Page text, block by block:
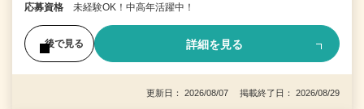
応募資格 未経験OK！中高年活躍中！
後で見る 詳細を見る
更新日： 2026/08/07 掲載終了日： 2026/08/29